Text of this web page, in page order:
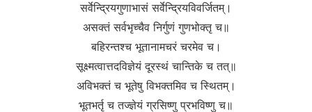
सर्वेन्द्रियगुणाभासं सर्वेन्द्रियविवर्जितम्।
असक्तं सर्वभृच्चैव निर्गुणं गुणभोक्तृ च॥
बहिरन्तश्च भूताना‍मचरं चरमेव च।
सूक्ष्मत्वात्तदविज्ञेयं दूरस्थं चान्तिके च तत्॥
अविभक्तं च भूतेषु विभक्तमिव च स्थितम्।
भूतभर्तृ च तज्ज्ञेयं ग्रसिष्णु प्रभविष्णु च॥